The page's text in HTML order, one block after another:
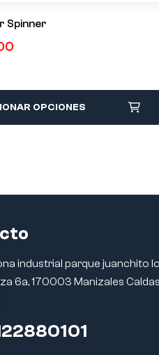
Spinner
OPCIONES
industrial parque juanchito
6a, 170003 Manizales